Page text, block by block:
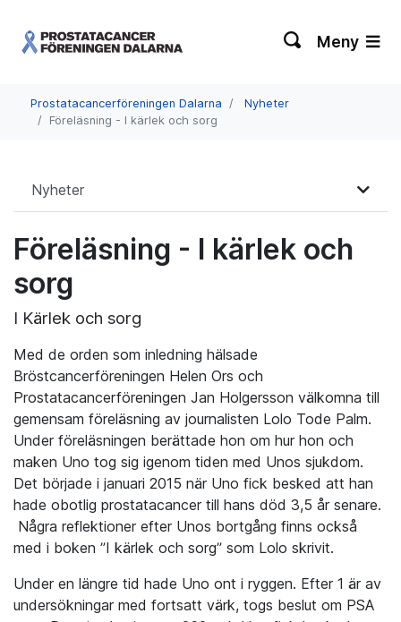
Meny
Prostatacancerföreningen Dalarna
Nyheter
Föreläsning - I kärlek och sorg
Nyheter
Föreläsning - I kärlek och
sorg
I Kärlek och sorg
Med de orden som inledning hälsade
Bröstcancerföreningen Helen Ors och
Prostatacancerföreningen Jan Holgersson välkomna till
gemensam föreläsning av journalisten Lolo Tode Palm.
Under föreläsningen berättade hon om hur hon och
maken Uno tog sig igenom tiden med Unos sjukdom.
Det började i januari 2015 när Uno fick besked att han
hade obotlig prostatacancer till hans död 3,5 år senare.
Några reflektioner efter Unos bortgång finns också
med i boken ”I kärlek och sorg” som Lolo skrivit.
Under en längre tid hade Uno ont i ryggen. Efter 1 är av
undersökningar med fortsatt värk, togs beslut om PSA